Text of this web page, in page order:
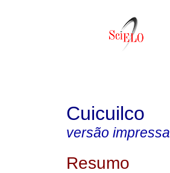
Cuicuilco
versão impressa
Resumo